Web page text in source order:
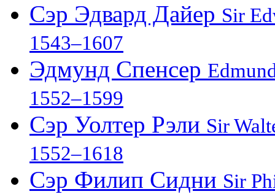
Сэр Эдвард Дайер Sir
1543–1607
Эдмунд Спенсер
1552–1599
Сэр Уолтер Рэли Sir
1552–1618
Сэр Филип Сидни Sir